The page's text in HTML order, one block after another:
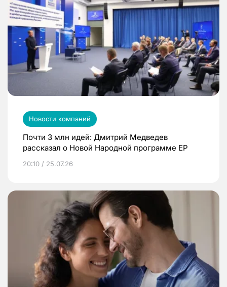
Новости компаний
Почти 3 млн идей: Дмитрий Медведев
рассказал о Новой Народной программе ЕР
20:10 / 25.07.26